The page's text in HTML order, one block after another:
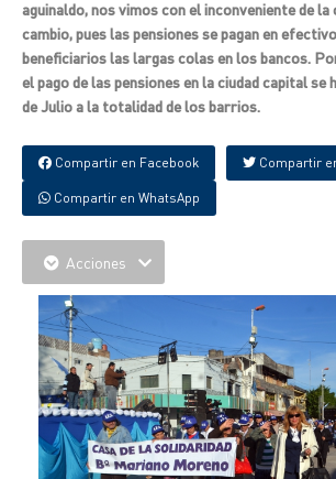
aguinaldo, nos vimos con el inconveniente de
cambio, pues las pensiones se pagan en
beneficiarios las largas colas en los bancos.
el pago de las pensiones en la ciudad capital se
de Julio a la totalidad de los barrios.
Compartir en Facebook Compartir
Compartir en WhatsApp
Acciones